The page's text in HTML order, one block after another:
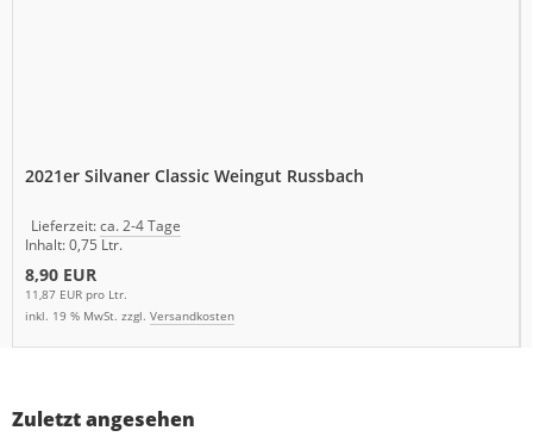
2021er Silvaner Classic Weingut Russbach
Lieferzeit:ca. 2-4 Tage
Inhalt: 0,75 Ltr.
8,90 EUR
11,87 EUR pro Ltr.
inkl. 19 % MwSt. zzgl. Versandkosten
Zuletzt angesehen